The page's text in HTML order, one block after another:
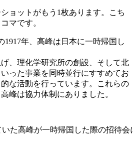
ョットがもう1枚あります。こち
マです。
1917年、高峰は日本に一時帰国し
、理化学研究所の創設、そして北
った事業を同時並行にすすめてお
な活動を行っています。これらの
峰は協力体制にありました。
いた高峰が一時帰国した際の招待